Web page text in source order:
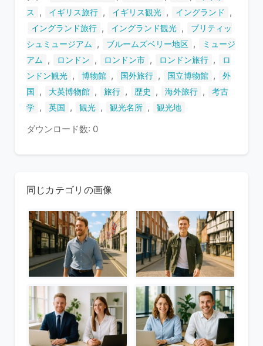
ス
, イギリス旅行 , イギリス観光 , イングランド ,
イングランド旅行 , イングランド観光 ,
ブリティッ
シュミュージアム
, ブルームズベリー地区 ,
ミュージ
アム
, ロンドン , ロンドン市 , ロンドン旅行 ,
ロ
ンドン観光 , 博物館 , 国外旅行 , 国立博物館 ,
外
国
, 大英博物館 , 旅行 , 歴史 , 海外旅行 ,
考古
学 , 英国 , 観光 , 観光名所 , 観光地
ダウンロード数: 0
同じカテゴリの画像